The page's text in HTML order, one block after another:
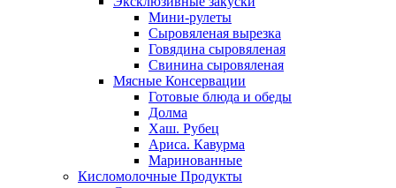
Мини-рулеты
Сыровяленая вырезка
Говядина сыровяленая
Свинина сыровяленая
Мясные Консервации
Готовые блюда и обеды
Долма
Хаш. Рубец
Ариса. Кавурма
Маринованные
Кисломолочные Продукты